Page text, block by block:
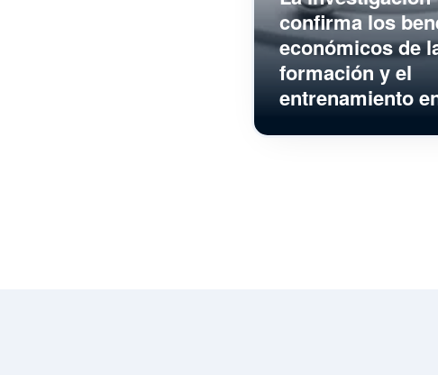
confirma los
económicos de
formación y el
entrenamiento